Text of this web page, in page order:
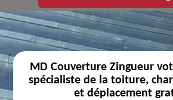
MD Couverture Zingueur
spécialiste de la toiture,
et déplacement